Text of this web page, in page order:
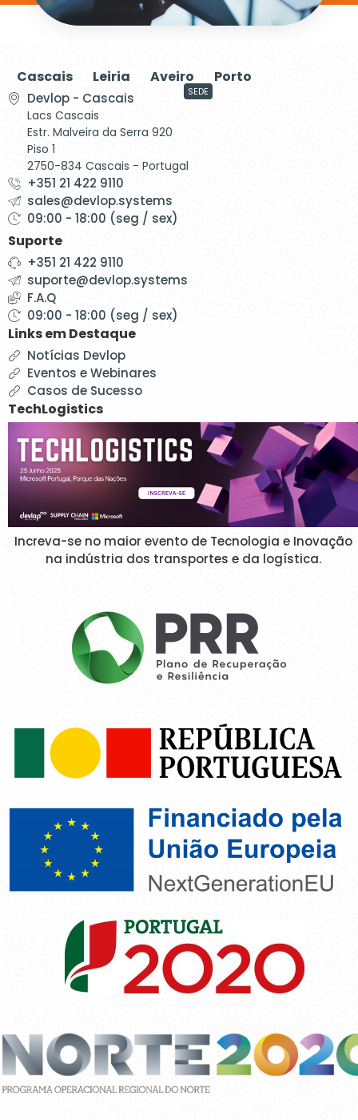
Cascais Leiria Aveiro Porto
Devlop - Cascais
Lacs Cascais
Estr. Malveira da Serra 920
Piso 1
2750-834 Cascais - Portugal
SEDE
+351 21 422 9110
sales@devlop.systems
09:00 - 18:00 (seg / sex)
Suporte
+351 21 422 9110
suporte@devlop.systems
F.A.Q
09:00 - 18:00 (seg / sex)
Links em Destaque
Notícias Devlop
Eventos e Webinares
Casos de Sucesso
TechLogistics
Increva-se no maior evento de Tecnologia e Inovação
na indústria dos transportes e da logística.